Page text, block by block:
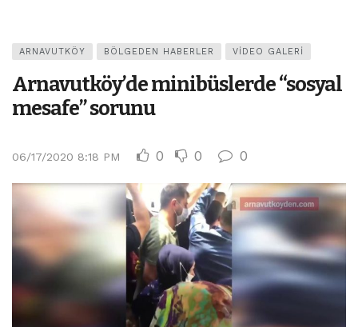
ARNAVUTKÖY BÖLGEDEN HABERLER VIDEO GALERI
Arnavutköy’de minibüslerde “sosyal
mesafe” sorunu
06/17/2020 8:18 PM 0 0 0